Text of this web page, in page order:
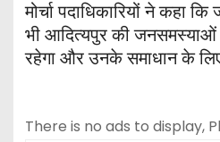
मोर्चा पदाधिकारियों ने कहा
भी आदित्यपुर की जनसमस्याओं
रहेगा और उनके समाधान के
There is no ads to display,